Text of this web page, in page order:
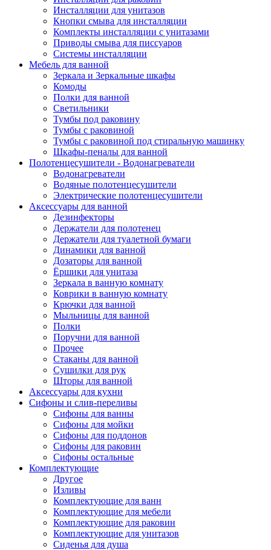
Инсталляции для унитазов
Кнопки смыва для инсталляции
Комплекты инсталляции с унитазами
Приводы смыва для писсуаров
Системы инсталляции
Мебель для ванной
Зеркала и Зеркальные шкафы
Комоды
Полки для ванной
Светильники
Тумбы под раковину
Тумбы с раковиной
Тумбы с раковиной под стиральную машинку
Шкафы-пеналы для ванной
Полотенцесушители - Водонагреватели
Водонагреватели
Водяные полотенцесушители
Электрические полотенцесушители
Аксессуары для ванной
Дезинфекторы
Держатели для полотенец
Держатели для туалетной бумаги
Динамики для ванной
Дозаторы для ванной
Ёршики для унитаза
Зеркала в ванную комнату
Коврики в ванную комнату
Крючки для ванной
Мыльницы для ванной
Полки
Поручни для ванной
Прочее
Стаканы для ванной
Сушилки для рук
Шторы для ванной
Аксессуары для кухни
Сифоны и слив-переливы
Сифоны для ванны
Сифоны для мойки
Сифоны для поддонов
Сифоны для раковин
Сифоны остальные
Комплектующие
Другое
Изливы
Комплектующие для ванн
Комплектующие для мебели
Комплектующие для раковин
Комплектующие для унитазов
Сиденья для душа